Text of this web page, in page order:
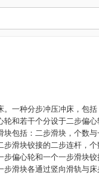
一种分步冲压冲床，包
和若干个分设于二步偏心
包括：二步滑块，个数
滑块铰接的二步连杆，个
偏心轮和一个一步滑块
滑块各通过竖向滑轨与